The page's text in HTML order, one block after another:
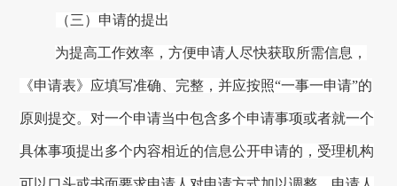
（三）申请的提出
为提高工作效率，方便申请人尽快获取所需信息，
《申请表》应填写准确、完整，并应按照“一事一申请”的
原则提交。对一个申请当中包含多个申请事项或者就一个
具体事项提出多个内容相近的信息公开申请的，受理机构